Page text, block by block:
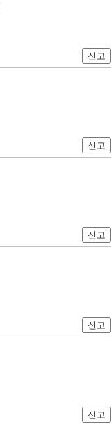
신고
신고
신고
신고
신고